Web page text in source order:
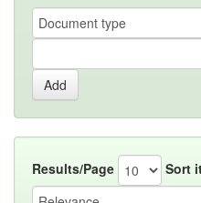
Results/Page Sort